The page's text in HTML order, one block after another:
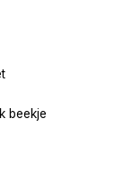
beekje